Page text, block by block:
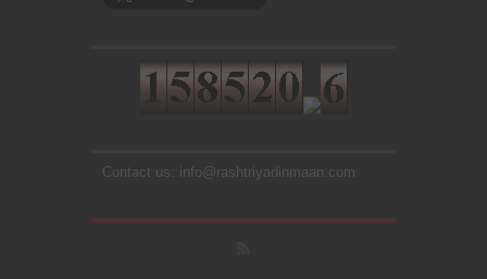
Contact us: info@rashtriyadinmaan.com